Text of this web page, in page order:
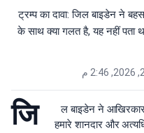
ट्रम्प का दावा: जिल बाइडेन ने
के साथ क्या गलत है, यह नहीं पता
जि
ल बाइडेन ने आखिरकार
हमारे शानदार और